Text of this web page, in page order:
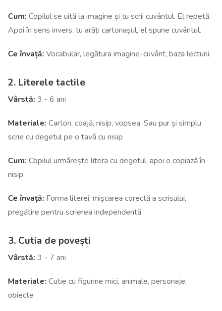
Cum: Copilul se uită la imagine și tu scrii cuvântul. El repetă.
Apoi în sens invers: tu arăți cartonașul, el spune cuvântul.
Ce învață: Vocabular, legătura imagine-cuvânt, baza lecturii.
2. Literele tactile
Vârstă: 3 - 6 ani
Materiale: Carton, coajă, nisip, vopsea. Sau pur și simplu
scrie cu degetul pe o tavă cu nisip
Cum: Copilul urmărește litera cu degetul, apoi o copiază în
nisip.
Ce învață: Forma literei, mișcarea corectă a scrisului,
pregătire pentru scrierea independentă.
3. Cutia de povești
Vârstă: 3 - 7 ani
Materiale: Cutie cu figurine mici, animale, personaje,
obiecte